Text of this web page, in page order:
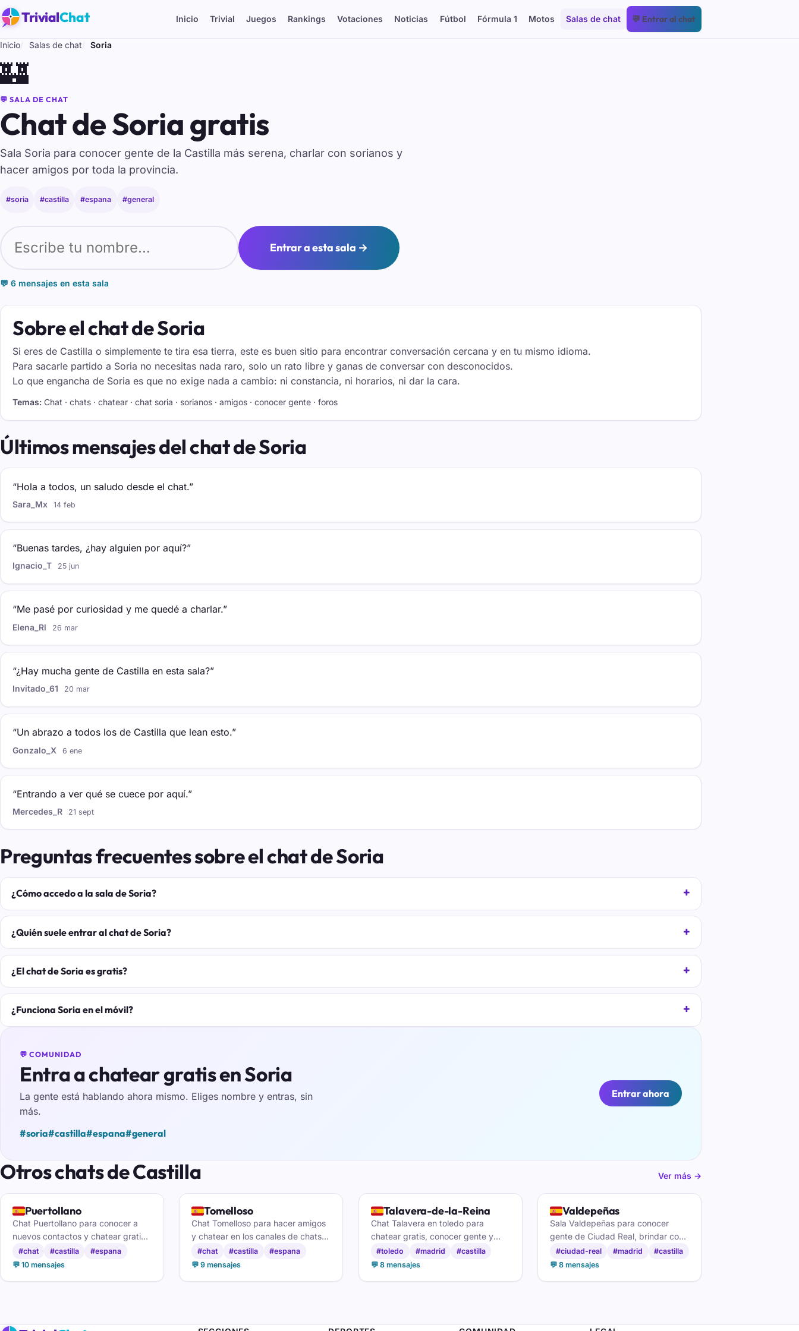
TrivialChat Inicio Trivial Juegos Rankings Votaciones Noticias Fútbol Fórmula 1 Motos Salas de chat 💬 Entrar al chat
Inicio Salas de chat Soria
🏰
💬 SALA DE CHAT
Chat de Soria gratis
Sala Soria para conocer gente de la Castilla más serena, charlar con sorianos y
hacer amigos por toda la provincia.
#soria #castilla #espana #general
Entrar a esta sala →
💬 6 mensajes en esta sala
Sobre el chat de Soria
Si eres de Castilla o simplemente te tira esa tierra, este es buen sitio para encontrar conversación cercana y en tu mismo idioma.
Para sacarle partido a Soria no necesitas nada raro, solo un rato libre y ganas de conversar con desconocidos.
Lo que engancha de Soria es que no exige nada a cambio: ni constancia, ni horarios, ni dar la cara.
Temas: Chat · chats · chatear · chat soria · sorianos · amigos · conocer gente · foros
Últimos mensajes del chat de Soria
“Hola a todos, un saludo desde el chat.”
Sara_Mx 14 feb
“Buenas tardes, ¿hay alguien por aquí?”
Ignacio_T 25 jun
“Me pasé por curiosidad y me quedé a charlar.”
Elena_Rl 26 mar
“¿Hay mucha gente de Castilla en esta sala?”
Invitado_61 20 mar
“Un abrazo a todos los de Castilla que lean esto.”
Gonzalo_X 6 ene
“Entrando a ver qué se cuece por aquí.”
Mercedes_R 21 sept
Preguntas frecuentes sobre el chat de Soria
¿Cómo accedo a la sala de Soria?
¿Quién suele entrar al chat de Soria?
¿El chat de Soria es gratis?
¿Funciona Soria en el móvil?
💬 COMUNIDAD
Entra a chatear gratis en Soria
La gente está hablando ahora mismo. Eliges nombre y entras, sin
más.
#soria#castilla#espana#general
Entrar ahora
Otros chats de Castilla Ver más →
🇪🇸Puertollano
Chat Puertollano para conocer a
nuevos contactos y chatear gratis
en ciudad real
#chat #castilla
#espana
💬 10 mensajes
🇪🇸Tomelloso
Chat Tomelloso para hacer amigos
y chatear en los canales de chats
de la pronvincia de ciudad real
#chat #castilla
#espana
💬 9 mensajes
🇪🇸Talavera-de-la-Reina
Chat Talavera en toledo para
chatear gratis, conocer gente y
buscar pareja por talavera
#toledo #madrid
#castilla
💬 8 mensajes
🇪🇸Valdepeñas
Sala Valdepeñas para conocer
gente de Ciudad Real, brindar con
un buen vino y hacer amigos por
toda la comarca manchega.
#ciudad-real #madrid
#castilla
💬 8 mensajes